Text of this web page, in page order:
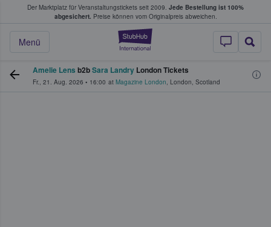
Der Marktplatz für Veranstaltungstickets seit 2009. Jede Bestellung ist 100%
abgesichert. Preise können vom Originalpreis abweichen.
StubHub - Wo
Menü
Tickets kaufen & verkaufen
Amelie Lens b2bSara Landry London Tickets
Fr., 21. Aug. 2026 • 16:00 at Magazine London, London, Scotland